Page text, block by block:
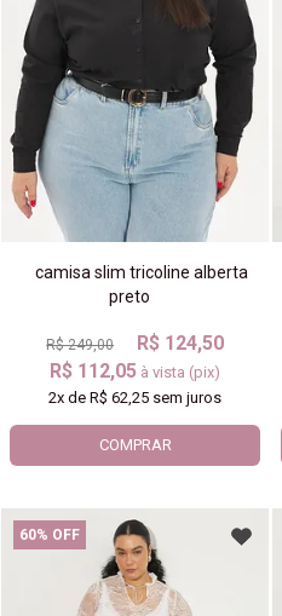
camisa slim tricoline alberta
preto
R$ 249,00
R$ 124,50
R$ 112,05 à vista (pix)
2x deR$ 62,25 sem juros
COMPRAR
60% OFF